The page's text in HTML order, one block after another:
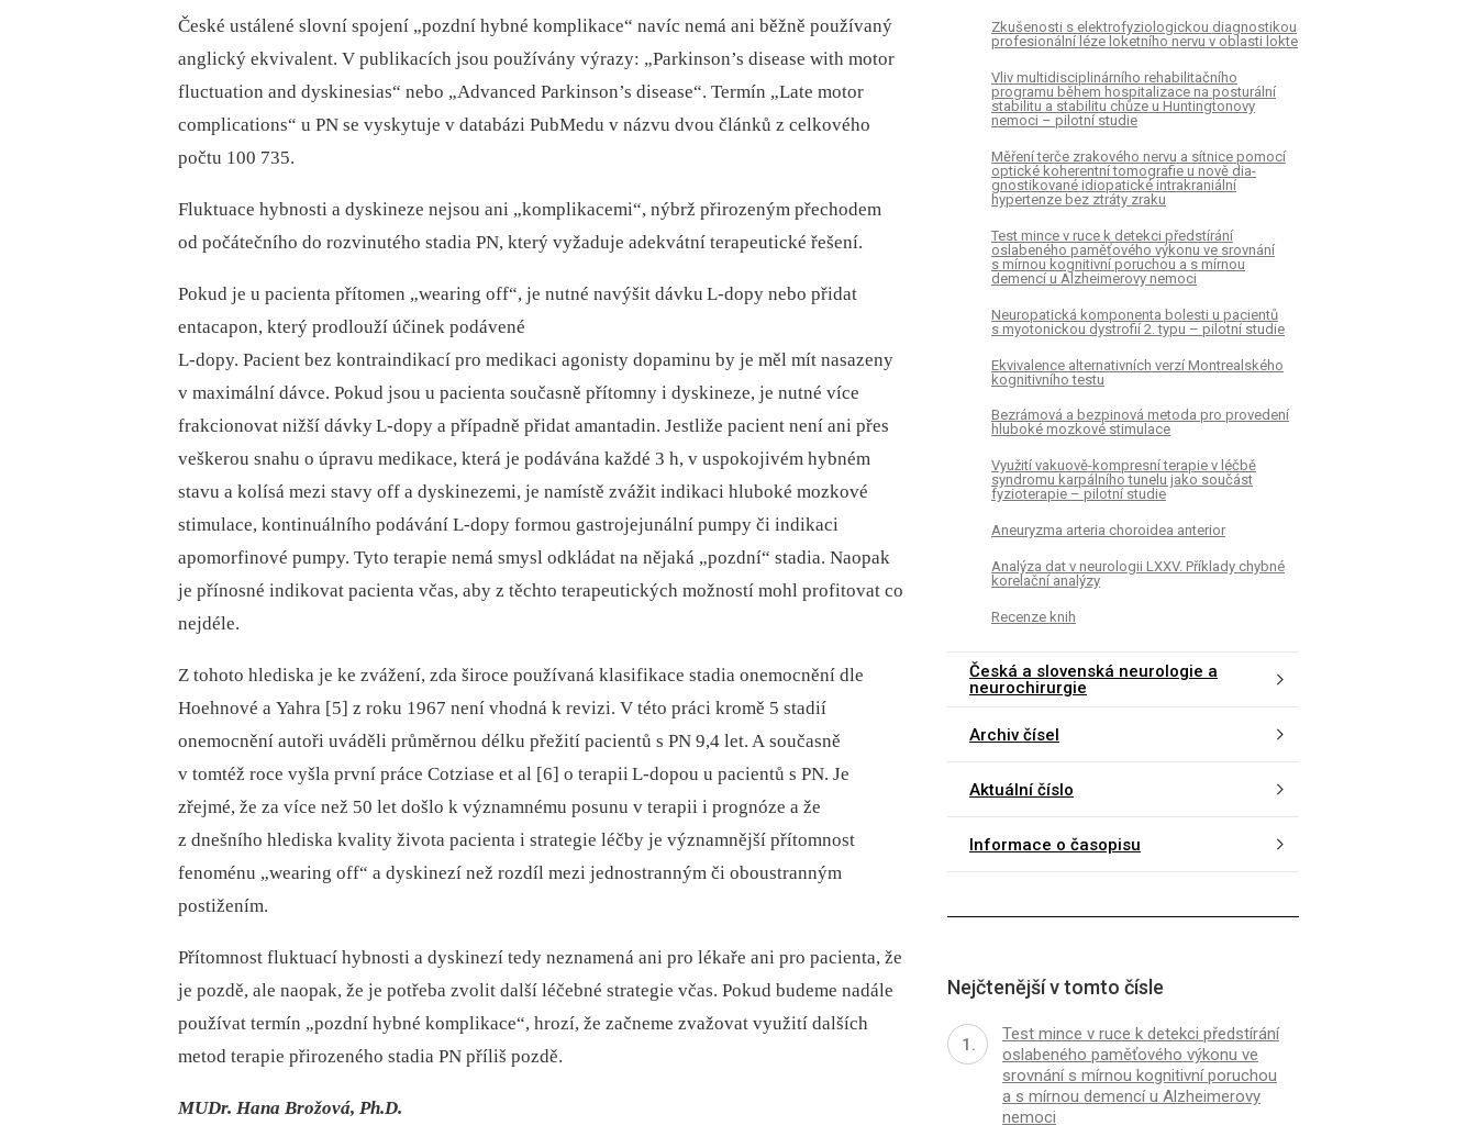
České ustálené slovní spojení „pozdní hybné komplikace“ navíc nemá ani běžně používaný
anglický ekvivalent. V publikacích jsou používány výrazy: „Parkinson’s dis­ease with motor
fluctuation and dyskinesias“ nebo „Advanced Parkinson’s disease“. Termín „Late motor
complications“ u PN se vyskytuje v databázi PubMedu v názvu dvou článků z celkového
počtu 100 735.
Fluktuace hybnosti a dyskineze nejsou ani „komplikacemi“, nýbrž přirozeným přechodem
od počátečního do rozvinutého stadia PN, který vyžaduje adekvátní terapeutické řešení.
Pokud je u pacienta přítomen „wearing off“, je nutné navýšit dávku L-dopy nebo přidat
entacapon, který prodlouží účinek podávené
L-dopy. Pacient bez kontraindikací pro medikaci agonisty dopaminu by je měl mít nasazeny
v maximální dávce. Pokud jsou u pacienta současně přítomny i dyskineze, je nutné více
frakcionovat nižší dávky L-dopy a případně přidat amantadin. Jestliže pacient není ani přes
veškerou snahu o úpravu medikace, která je podávána každé 3 h, v uspokojivém hybném
stavu a kolísá mezi stavy off a dyskinezemi, je namístě zvážit indikaci hluboké mozkové
stimulace, kontinuálního podávání L-dopy formou gastrojejunální pumpy či indikaci
apomorfinové pumpy. Tyto terapie nemá smysl odkládat na nějaká „pozdní“ stadia. Naopak
je přínosné indikovat pacienta včas, aby z těchto terapeutických možností mohl profitovat co
nejdéle.
Z tohoto hlediska je ke zvážení, zda široce používaná klasifikace stadia onemocnění dle
Hoehnové a Yahra [5] z roku 1967 není vhodná k revizi. V této práci kromě 5 stadií
onemocnění autoři uváděli průměrnou délku přežití pacientů s PN 9,4 let. A současně
v tomtéž roce vyšla první práce Cotziase et al [6] o terapii L-dopou u pacientů s PN. Je
zřejmé, že za více než 50 let došlo k významnému posunu v terapii i prognóze a že
z dnešního hlediska kvality života pacienta i strategie léčby je významnější přítomnost
fenoménu „wearing off“ a dyskinezí než rozdíl mezi jednostranným či oboustranným
postižením.
Přítomnost fluktuací hybnosti a dyskinezí tedy neznamená ani pro lékaře ani pro pacienta, že
je pozdě, ale naopak, že je potřeba zvolit další léčebné strategie včas. Pokud budeme nadále
používat termín „pozdní hybné komplikace“, hrozí, že začneme zvažovat využití dalších
metod terapie přirozeného stadia PN příliš pozdě.
MUDr. Hana Brožová, Ph.D.
Zkušenosti s elektrofyziologickou dia­gnostikou
profesionální léze loketního nervu v oblasti lokte
Vliv multidisciplinárního rehabilitačního
programu během hospitalizace na posturální
stabilitu a stabilitu chůze u Huntingtonovy
nemoci – pilotní studie
Měření terče zrakového nervu a sítnice pomocí
optické koherentní tomografie u nově dia­
gnostikované idiopatické intrakraniální
hypertenze bez ztráty zraku
Test mince v ruce k detekci předstírání
oslabeného paměťového výkonu ve srovnání
s mírnou kognitivní poruchou a s mírnou
demencí u Alzheimerovy nemoci
Neuropatická komponenta bolesti u pacientů
s myotonickou dystrofií 2. typu – pilotní studie
Ekvivalence alternativních verzí Montrealského
kognitivního testu
Bezrámová a bezpinová metoda pro provedení
hluboké mozkové stimulace
Využití vakuově-kompresní terapie v léčbě
syndromu karpálního tunelu jako součást
fyzioterapie – pilotní studie
Aneuryzma arteria choroidea anterior
Analýza dat v neurologii LXXV. Příklady chybné
korelační analýzy
Recenze knih
Česká a slovenská neurologie a
neurochirurgie
Archiv čísel
Aktuální číslo
Informace o časopisu
Nejčtenější v tomto čísle
Test mince v ruce k detekci předstírání
oslabeného paměťového výkonu ve
srovnání s mírnou kognitivní poruchou
a s mírnou demencí u Alzheimerovy
nemoci